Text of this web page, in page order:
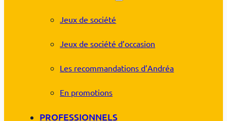
Jeux de société
Jeux de société d’occasion
Les recommandations d’Andréa
En promotions
PROFESSIONNELS